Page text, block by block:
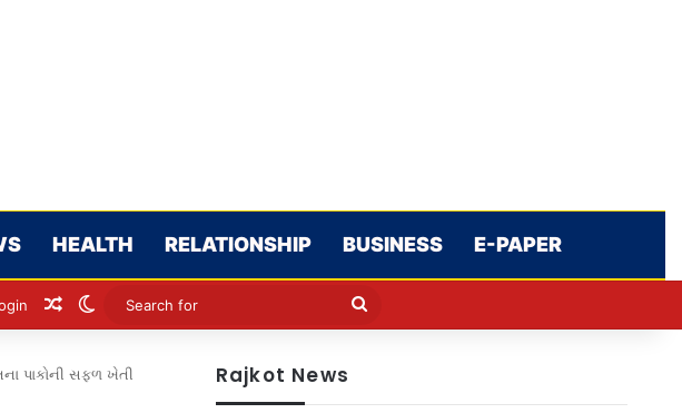
HEALTH RELATIONSHIP BUSINESS E-PAPER
Random Article
Switch skin
Search
પાકોની સફળ ખેતી Rajkot News